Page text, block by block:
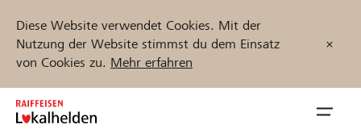
Diese Website verwendet Cookies. Mit der
Nutzung der Website stimmst du dem Einsatz
von Cookies zu. Mehr erfahren
Zum
Inhalt